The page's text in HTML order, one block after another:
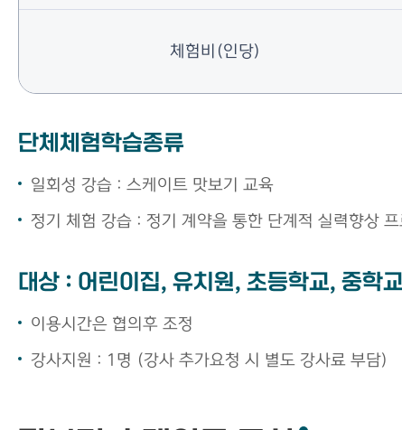
체험비(인당)
단체체험학습종류
일회성 강습 : 스케이트 맛보기 교육
정기 체험 강습 : 정기 계약을 통한 단계적 실력향상
대상 : 어린이집, 유치원, 초등학교, 중학
이용시간은 협의후 조정
강사지원 : 1명 (강사 추가요청 시 별도 강사료 부담)